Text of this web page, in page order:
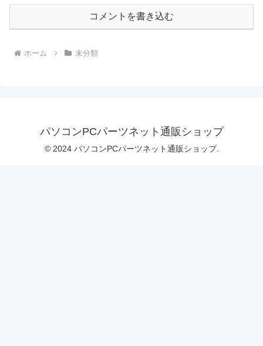
コメントを書き込む
ホーム 未分類
パソコンPCパーツネット通販ショップ
© 2024 パソコンPCパーツネット通販ショップ.